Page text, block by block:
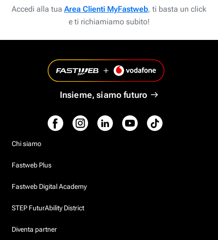
Accedi alla tua Area Clienti MyFastweb, ti basta un click
e ti richiamiamo subito!
Insieme, siamo futuro
Chi siamo
Fastweb Plus
Fastweb Digital Academy
STEP FuturAbility District
Diventa partner